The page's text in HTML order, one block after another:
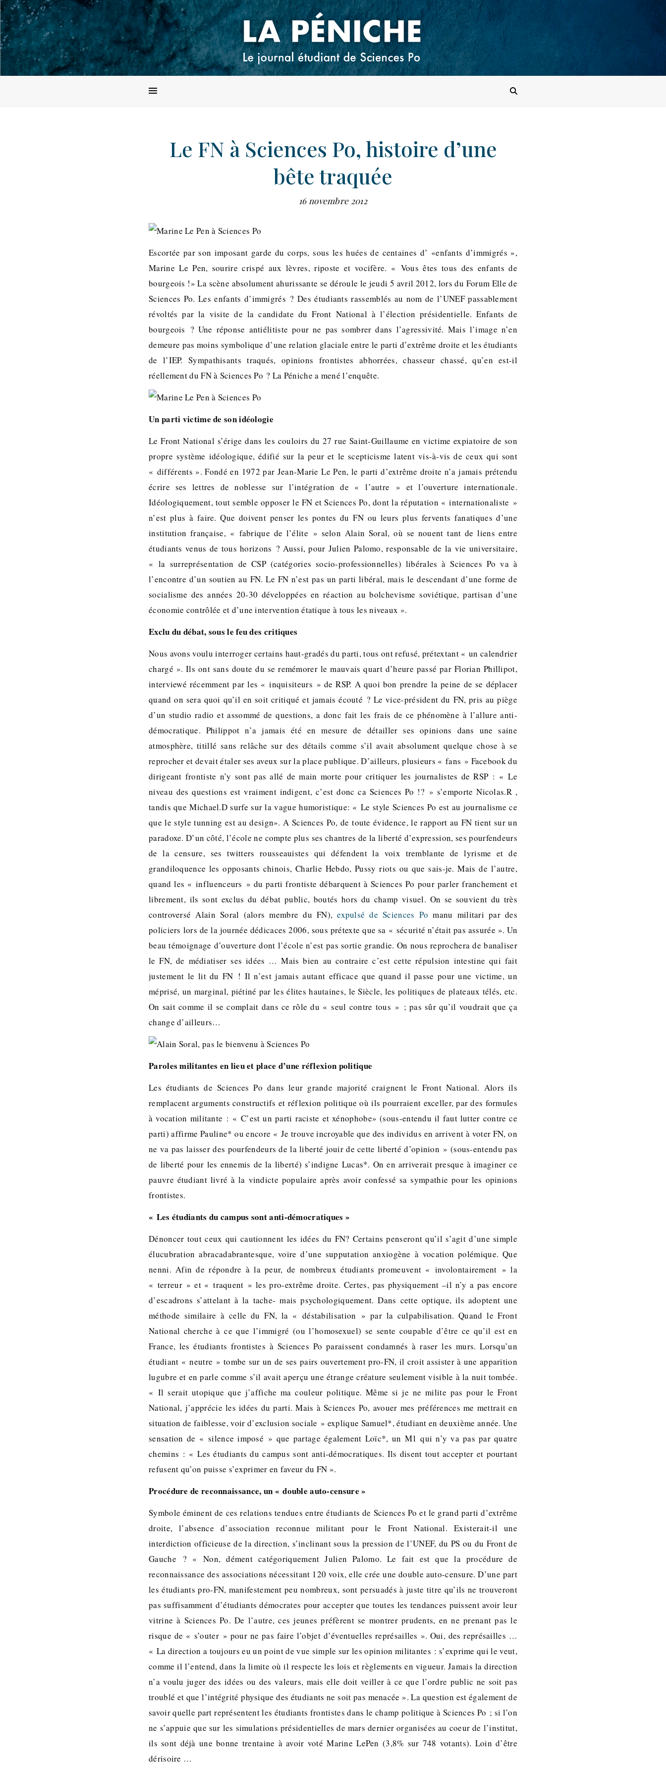
Le FN à Sciences Po, histoire d’une
bête traquée
16 novembre 2012
Escortée par son imposant garde du corps, sous les huées de centaines d’ «enfants d’immigrés »,
Marine Le Pen, sourire crispé aux lèvres, riposte et vocifère. « Vous êtes tous des enfants de
bourgeois !» La scène absolument ahurissante se déroule le jeudi 5 avril 2012, lors du Forum Elle de
Sciences Po. Les enfants d’immigrés ? Des étudiants rassemblés au nom de l’UNEF passablement
révoltés par la visite de la candidate du Front National à l’élection présidentielle. Enfants de
bourgeois ? Une réponse antiélitiste pour ne pas sombrer dans l’agressivité. Mais l’image n’en
demeure pas moins symbolique d’une relation glaciale entre le parti d’extrême droite et les étudiants
de l’IEP. Sympathisants traqués, opinions frontistes abhorrées, chasseur chassé, qu’en est-il
réellement du FN à Sciences Po ? La Péniche a mené l’enquête.
Un parti victime de son idéologie
Le Front National s’érige dans les couloirs du 27 rue Saint-Guillaume en victime expiatoire de son
propre système idéologique, édifié sur la peur et le scepticisme latent vis-à-vis de ceux qui sont
« différents ». Fondé en 1972 par Jean-Marie Le Pen, le parti d’extrême droite n’a jamais prétendu
écrire ses lettres de noblesse sur l’intégration de « l’autre » et l’ouverture internationale.
Idéologiquement, tout semble opposer le FN et Sciences Po, dont la réputation « internationaliste »
n’est plus à faire. Que doivent penser les pontes du FN ou leurs plus fervents fanatiques d’une
institution française, « fabrique de l’élite » selon Alain Soral, où se nouent tant de liens entre
étudiants venus de tous horizons ? Aussi, pour Julien Palomo, responsable de la vie universitaire,
« la surreprésentation de CSP (catégories socio-professionnelles) libérales à Sciences Po va à
l’encontre d’un soutien au FN. Le FN n’est pas un parti libéral, mais le descendant d’une forme de
socialisme des années 20-30 développées en réaction au bolchevisme soviétique, partisan d’une
économie contrôlée et d’une intervention étatique à tous les niveaux ».
Exclu du débat, sous le feu des critiques
Nous avons voulu interroger certains haut-gradés du parti, tous ont refusé, prétextant « un calendrier
chargé ». Ils ont sans doute du se remémorer le mauvais quart d’heure passé par Florian Phillipot,
interviewé récemment par les « inquisiteurs » de RSP. A quoi bon prendre la peine de se déplacer
quand on sera quoi qu’il en soit critiqué et jamais écouté ? Le vice-président du FN, pris au piège
d’un studio radio et assommé de questions, a donc fait les frais de ce phénomène à l’allure anti-
démocratique. Philippot n’a jamais été en mesure de détailler ses opinions dans une saine
atmosphère, titillé sans relâche sur des détails comme s’il avait absolument quelque chose à se
reprocher et devait étaler ses aveux sur la place publique. D’ailleurs, plusieurs « fans » Facebook du
dirigeant frontiste n’y sont pas allé de main morte pour critiquer les journalistes de RSP : « Le
niveau des questions est vraiment indigent, c’est donc ca Sciences Po !? » s’emporte Nicolas.R ,
tandis que Michael.D surfe sur la vague humoristique: « Le style Sciences Po est au journalisme ce
que le style tunning est au design». A Sciences Po, de toute évidence, le rapport au FN tient sur un
paradoxe. D’un côté, l’école ne compte plus ses chantres de la liberté d’expression, ses pourfendeurs
de la censure, ses twitters rousseauistes qui défendent la voix tremblante de lyrisme et de
grandiloquence les opposants chinois, Charlie Hebdo, Pussy riots ou que sais-je. Mais de l’autre,
quand les « influenceurs » du parti frontiste débarquent à Sciences Po pour parler franchement et
librement, ils sont exclus du débat public, boutés hors du champ visuel. On se souvient du très
controversé Alain Soral (alors membre du FN),expulsé de Sciences Po manu militari par des
policiers lors de la journée dédicaces 2006, sous prétexte que sa « sécurité n’était pas assurée ». Un
beau témoignage d’ouverture dont l’école n’est pas sortie grandie. On nous reprochera de banaliser
le FN, de médiatiser ses idées … Mais bien au contraire c’est cette répulsion intestine qui fait
justement le lit du FN ! Il n’est jamais autant efficace que quand il passe pour une victime, un
méprisé, un marginal, piétiné par les élites hautaines, le Siècle, les politiques de plateaux télés, etc.
On sait comme il se complait dans ce rôle du « seul contre tous » ; pas sûr qu’il voudrait que ça
change d’ailleurs…
Paroles militantes en lieu et place d’une réflexion politique
Les étudiants de Sciences Po dans leur grande majorité craignent le Front National. Alors ils
remplacent arguments constructifs et réflexion politique où ils pourraient exceller, par des formules
à vocation militante : « C’est un parti raciste et xénophobe» (sous-entendu il faut lutter contre ce
parti) affirme Pauline* ou encore « Je trouve incroyable que des individus en arrivent à voter FN, on
ne va pas laisser des pourfendeurs de la liberté jouir de cette liberté d’opinion » (sous-entendu pas
de liberté pour les ennemis de la liberté) s’indigne Lucas*. On en arriverait presque à imaginer ce
pauvre étudiant livré à la vindicte populaire après avoir confessé sa sympathie pour les opinions
frontistes.
« Les étudiants du campus sont anti-démocratiques »
Dénoncer tout ceux qui cautionnent les idées du FN? Certains penseront qu’il s’agit d’une simple
élucubration abracadabrantesque, voire d’une supputation anxiogène à vocation polémique. Que
nenni. Afin de répondre à la peur, de nombreux étudiants promeuvent « involontairement » la
« terreur » et « traquent » les pro-extrême droite. Certes, pas physiquement –il n’y a pas encore
d’escadrons s’attelant à la tache- mais psychologiquement. Dans cette optique, ils adoptent une
méthode similaire à celle du FN, la « déstabilisation » par la culpabilisation. Quand le Front
National cherche à ce que l’immigré (ou l’homosexuel) se sente coupable d’être ce qu’il est en
France, les étudiants frontistes à Sciences Po paraissent condamnés à raser les murs. Lorsqu’un
étudiant « neutre » tombe sur un de ses pairs ouvertement pro-FN, il croit assister à une apparition
lugubre et en parle comme s’il avait aperçu une étrange créature seulement visible à la nuit tombée.
« Il serait utopique que j’affiche ma couleur politique. Même si je ne milite pas pour le Front
National, j’apprécie les idées du parti. Mais à Sciences Po, avouer mes préférences me mettrait en
situation de faiblesse, voir d’exclusion sociale » explique Samuel*, étudiant en deuxième année. Une
sensation de « silence imposé » que partage également Loïc*, un M1 qui n’y va pas par quatre
chemins : « Les étudiants du campus sont anti-démocratiques. Ils disent tout accepter et pourtant
refusent qu’on puisse s’exprimer en faveur du FN ».
Procédure de reconnaissance, un « double auto-censure »
Symbole éminent de ces relations tendues entre étudiants de Sciences Po et le grand parti d’extrême
droite, l’absence d’association reconnue militant pour le Front National. Existerait-il une
interdiction officieuse de la direction, s’inclinant sous la pression de l’UNEF, du PS ou du Front de
Gauche ? « Non, dément catégoriquement Julien Palomo. Le fait est que la procédure de
reconnaissance des associations nécessitant 120 voix, elle crée une double auto-censure. D’une part
les étudiants pro-FN, manifestement peu nombreux, sont persuadés à juste titre qu’ils ne trouveront
pas suffisamment d’étudiants démocrates pour accepter que toutes les tendances puissent avoir leur
vitrine à Sciences Po. De l’autre, ces jeunes préfèrent se montrer prudents, en ne prenant pas le
risque de « s’outer » pour ne pas faire l’objet d’éventuelles représailles ». Oui, des représailles …
« La direction a toujours eu un point de vue simple sur les opinion militantes : s’exprime qui le veut,
comme il l’entend, dans la limite où il respecte les lois et règlements en vigueur. Jamais la direction
n’a voulu juger des idées ou des valeurs, mais elle doit veiller à ce que l’ordre public ne soit pas
troublé et que l’intégrité physique des étudiants ne soit pas menacée ». La question est également de
savoir quelle part représentent les étudiants frontistes dans le champ politique à Sciences Po ; si l’on
ne s’appuie que sur les simulations présidentielles de mars dernier organisées au coeur de l’institut,
ils sont déjà une bonne trentaine à avoir voté Marine LePen (3,8% sur 748 votants). Loin d’être
dérisoire …